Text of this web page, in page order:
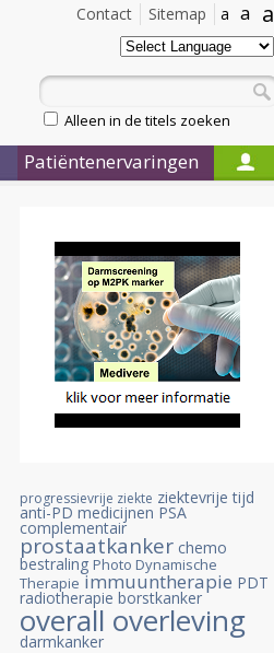
a
a
a
Sitemap
Contact
Alleen in de titels zoeken
Patiëntenervaringen
progressievrije ziekte ziektevrije tijd
anti-PD medicijnen PSA
complementair
prostaatkanker chemo
bestraling Photo Dynamische
Therapie immuuntherapie PDT
radiotherapie borstkanker
overall overleving
darmkanker